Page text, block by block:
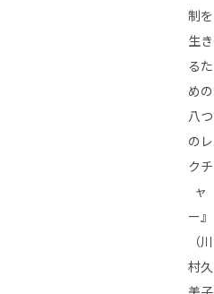
制を
生き
るた
めの
八つ
のレ
クチ
ャ
ー』
（川
村久